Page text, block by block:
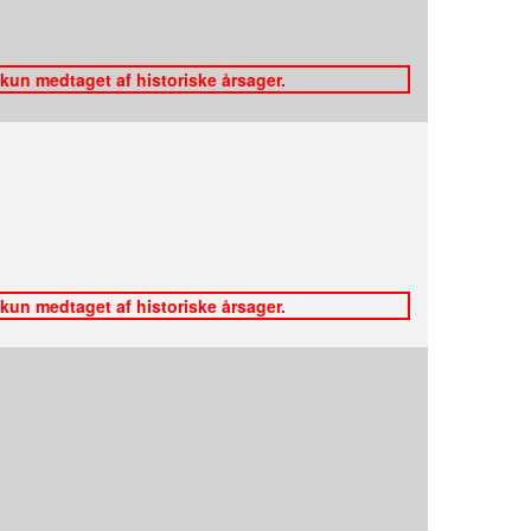
medtaget af historiske årsager.
medtaget af historiske årsager.